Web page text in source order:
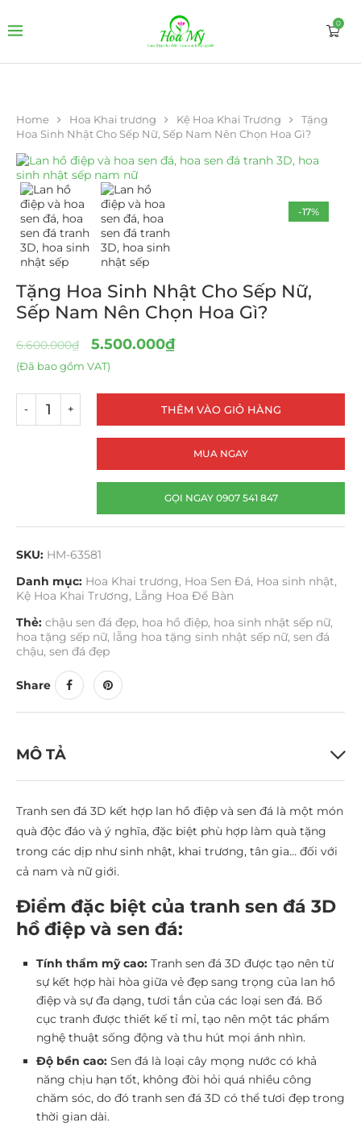
0
Home Hoa Khai trương Kệ Hoa Khai Trương
Tặng
Hoa Sinh Nhật Cho Sếp Nữ, Sếp Nam Nên Chọn Hoa Gì?
-17%
Tặng Hoa Sinh Nhật Cho Sếp Nữ,
Sếp Nam Nên Chọn Hoa Gì?
6.600.000₫ 5.500.000₫
(Đã bao gồm VAT)
THÊM VÀO GIỎ HÀNG
MUA NGAY
GỌI NGAY 0907 541 847
SKU: HM-63581
Danh mục: Hoa Khai trương, Hoa Sen Đá, Hoa sinh nhật,
Kệ Hoa Khai Trương, Lẵng Hoa Để Bàn
Thẻ: chậu sen đá đẹp, hoa hồ điệp, hoa sinh nhật sếp nữ,
hoa tặng sếp nữ, lẵng hoa tặng sinh nhật sếp nữ, sen đá
chậu, sen đá đẹp
Share
MÔ TẢ
Tranh sen đá 3D kết hợp lan hồ điệp và sen đá là một món
quà độc đáo và ý nghĩa, đặc biệt phù hợp làm quà tặng
trong các dịp như sinh nhật, khai trương, tân gia… đối với
cả nam và nữ giới.
Điểm đặc biệt của tranh sen đá 3D
hồ điệp và sen đá:
Tính thẩm mỹ cao: Tranh sen đá 3D được tạo nên từ
sự kết hợp hài hòa giữa vẻ đẹp sang trọng của lan hồ
điệp và sự đa dạng, tươi tắn của các loại sen đá. Bố
cục tranh được thiết kế tỉ mỉ, tạo nên một tác phẩm
nghệ thuật sống động và thu hút mọi ánh nhìn.
Độ bền cao: Sen đá là loại cây mọng nước có khả
năng chịu hạn tốt, không đòi hỏi quá nhiều công
chăm sóc, do đó tranh sen đá 3D có thể tươi đẹp trong
thời gian dài.